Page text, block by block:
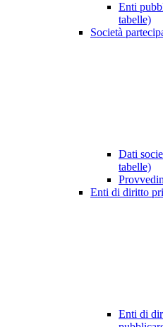
Enti
tabelle)
Società
Dati
tabelle)
Enti di diritto
Enti di